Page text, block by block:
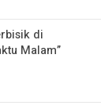
di
Malam”